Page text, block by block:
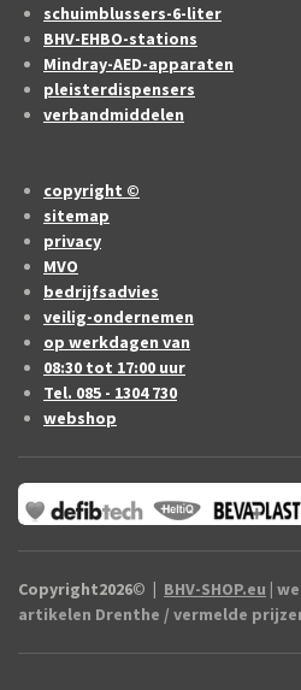
schuimblussers-6-liter
BHV-EHBO-stations
Mindray-AED-apparaten
pleisterdispensers
verbandmiddelen
copyright ©
sitemap
privacy
MVO
bedrijfsadvies
veilig-ondernemen
op werkdagen van
08:30 tot 17:00 uur
Tel. 085 - 1304 730
webshop
Copyright2026© | BHV-SHOP.eu |
artikelen Drenthe / vermelde